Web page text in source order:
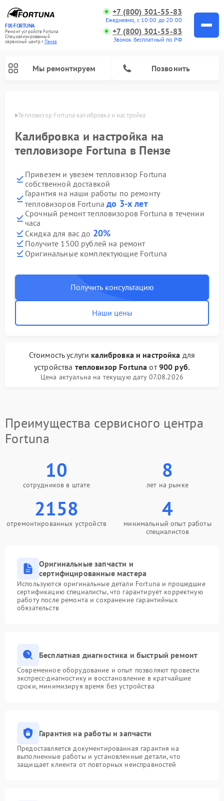
FIX-FORTUNA
Ремонт устройств Fortuna
Специализированный
cервисный центр г.Пенза
+7 (800) 301-55-83
Ежедневно, с 10:00 до 20:00
+7 (800) 301-55-83
Звонок бесплатный по РФ
Мы ремонтируем Позвонить
Тепловизор Fortuna калибровка и настройка
Калибровка и настройка на
тепловизоре Fortuna в Пензе
Привезем и увезем тепловизор Fortuna
собственной доставкой
Гарантия на наши работы по ремонту
тепловизоров Fortunaдо 3-х лет
Срочный ремонт тепловизоров Fortuna в течении
часа
Скидка для вас до 20%
Получите 1500 рублей на ремонт
Оригинальные комплектующие Fortuna
Получить консультацию
Наши цены
Стоимость услуги калибровка и настройка для
устройства тепловизор Fortuna от900 руб.
Цена актуальна на текущую дату 07.08.2026
Преимущества сервисного центра
Fortuna
10
сотрудников в штате
8
лет на рынке
2158
отремонтированных устройств
4
минимальный опыт работы
специалистов
Оригинальные запчасти и
сертифицированные мастера
Используются оригинальные детали Fortuna и прошедшие
сертификацию специалисты, что гарантирует корректную
работу после ремонта и сохранение гарантийных
обязательств
Бесплатная диагностика и быстрый ремонт
Современное оборудование и опыт позволяют провести
экспресс-диагностику и восстановление в кратчайшие
сроки, минимизируя время без устройства
Гарантия на работы и запчасти
Предоставляется документированная гарантия на
выполненные работы и установленные детали, что
защищает клиента от повторных неисправностей